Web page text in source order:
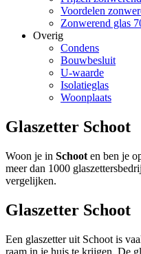
Voordelen
Zonwerend glas
Overig
Condens
Bouwbesluit
U-waarde
Isolatieglas
Woonplaats
Glaszetter Schoot
Woon je in Schoot en ben je
meer dan 1000
vergelijken.
Glaszetter Schoot
Een glaszetter uit Schoot is
raam in je huis te krijgen. De